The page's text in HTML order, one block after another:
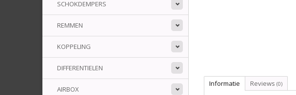
SCHOKDEMPERS
REMMEN
KOPPELING
DIFFERENTIELEN
AIRBOX
Informatie Reviews (0)